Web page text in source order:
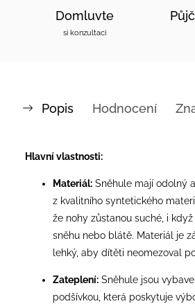
Domluvte
si konzultaci
Popis Hodnocení
Hlavní vlastnosti:
Materiál: Sněhule mají odolný
z kvalitního syntetického
že nohy zůstanou suché, i
sněhu nebo blátě. Materiál je
lehký, aby dítěti neomezoval
Zateplení: Sněhule jsou
podšívkou, která poskytuje